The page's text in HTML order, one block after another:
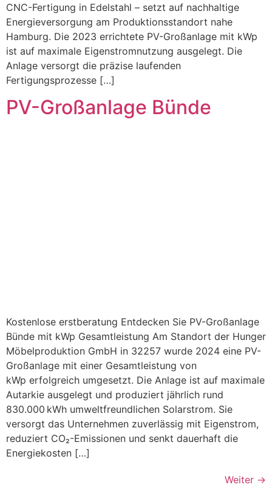
CNC-Fertigung in Edelstahl – setzt auf nachhaltige
Energieversorgung am Produktionsstandort nahe
Hamburg. Die 2023 errichtete PV-Großanlage mit kWp
ist auf maximale Eigenstromnutzung ausgelegt. Die
Anlage versorgt die präzise laufenden
Fertigungsprozesse […]
PV-Großanlage Bünde
Kostenlose erstberatung Entdecken Sie PV-Großanlage
Bünde mit kWp Gesamtleistung Am Standort der Hunger
Möbelproduktion GmbH in 32257 wurde 2024 eine PV-
Großanlage mit einer Gesamtleistung von
kWp erfolgreich umgesetzt. Die Anlage ist auf maximale
Autarkie ausgelegt und produziert jährlich rund
830.000 kWh umweltfreundlichen Solarstrom. Sie
versorgt das Unternehmen zuverlässig mit Eigenstrom,
reduziert CO₂-Emissionen und senkt dauerhaft die
Energiekosten […]
Weiter →